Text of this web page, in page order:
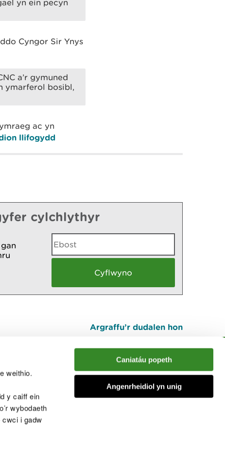
weithio.
y caiff ein
wybodaeth
cwci i gadw
Caniatáu popeth
Angenrheidiol yn unig
yn ein pecyn
Cyngor Sir Ynys
a’r gymuned
ymarferol bosibl,
ac yn
llifogydd
cylchlythyr
Argraffu’r dudalen hon
I fyny